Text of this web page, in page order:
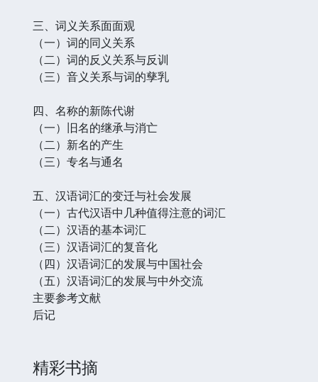
三、词义关系面面观
（一）词的同义关系
（二）词的反义关系与反训
（三）音义关系与词的孳乳
四、名称的新陈代谢
（一）旧名的继承与消亡
（二）新名的产生
（三）专名与通名
五、汉语词汇的变迁与社会发展
（一）古代汉语中几种值得注意的词汇
（二）汉语的基本词汇
（三）汉语词汇的复音化
（四）汉语词汇的发展与中国社会
（五）汉语词汇的发展与中外交流
主要参考文献
后记
精彩书摘